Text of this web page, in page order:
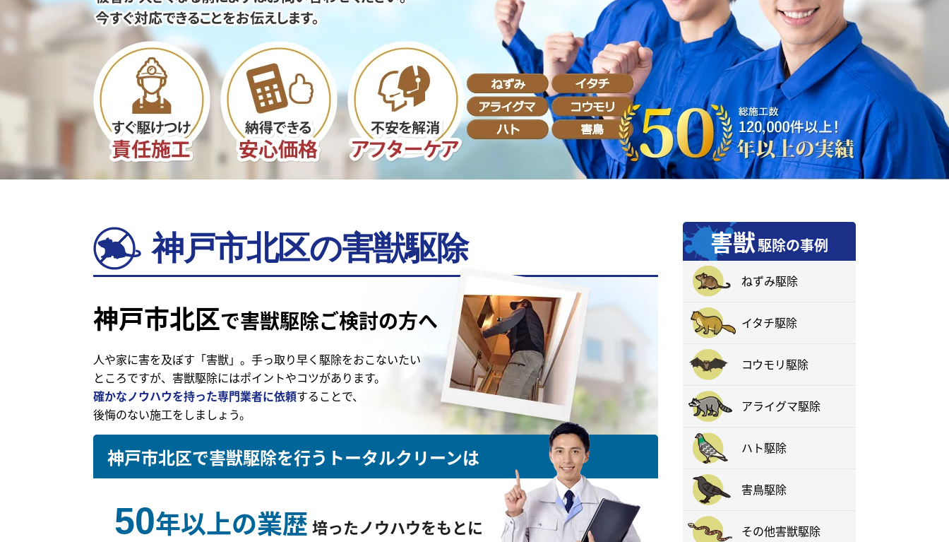
神戸市北区の害獣駆除
神戸市北区で害獣駆除ご検討の方へ
人や家に害を及ぼす「害獣」。手っ取り早く駆除をおこないたい
ところですが、害獣駆除にはポイントやコツがあります。
確かなノウハウを持った専門業者に依頼することで、
後悔のない施工をしましょう。
神戸市北区で害獣駆除を行うトータルクリーンは
50年以上の業歴 培ったノウハウをもとに
害獣駆除の事例
ねずみ駆除
イタチ駆除
コウモリ駆除
アライグマ駆除
ハト駆除
害鳥駆除
その他害獣駆除